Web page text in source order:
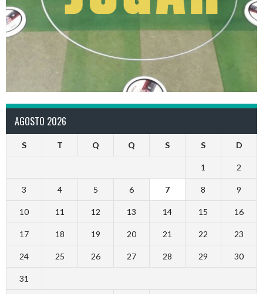
AGOSTO 2026
S T Q Q S S D
1 2
3 4 5 6 7 8 9
10 11 12 13 14 15 16
17 18 19 20 21 22 23
24 25 26 27 28 29 30
31